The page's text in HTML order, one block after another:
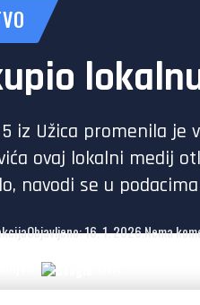
iz Užica promenila je
ovaj lokalni medij
navodi se u
Objavljeno: 16. 1. 2026.Nema